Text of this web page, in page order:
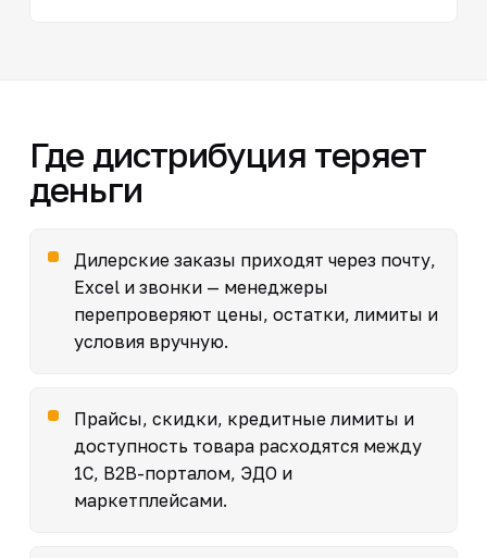
Где дистрибуция теряет
деньги
Дилерские заказы приходят через почту,
Excel и звонки — менеджеры
перепроверяют цены, остатки, лимиты и
условия вручную.
Прайсы, скидки, кредитные лимиты и
доступность товара расходятся между
1С, B2B-порталом, ЭДО и
маркетплейсами.